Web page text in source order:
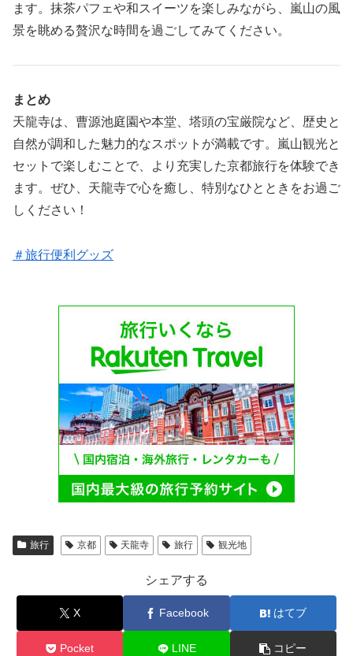
ます。抹茶パフェや和スイーツを楽しみながら、嵐山の風
景を眺める贅沢な時間を過ごしてみてください。
まとめ
天龍寺は、曹源池庭園や本堂、塔頭の宝厳院など、歴史と
自然が調和した魅力的なスポットが満載です。嵐山観光と
セットで楽しむことで、より充実した京都旅行を体験でき
ます。ぜひ、天龍寺で心を癒し、特別なひとときをお過ご
しください！
＃旅行便利グッズ
旅行 京都 天龍寺 旅行 観光地
シェアする
X Facebook はてブ
Pocket LINE コピー